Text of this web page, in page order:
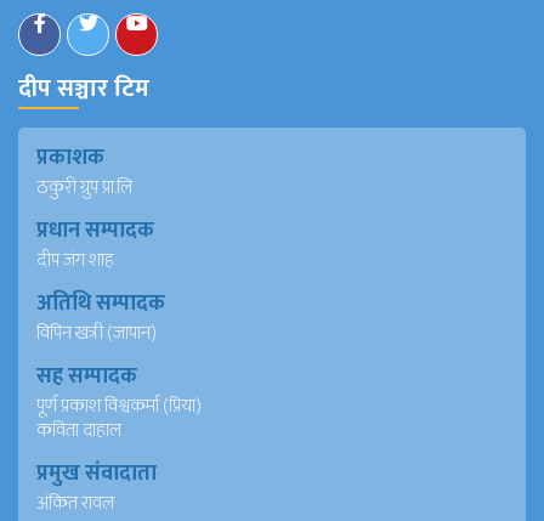
दीप सञ्चार टिम
प्रकाशक
ठकुरी ग्रुप प्रा.लि
प्रधान सम्पादक
दीप जंग शाह
अतिथि सम्पादक
विपिन खत्री (जापान)
सह सम्पादक
पूर्ण प्रकाश विश्वकर्मा (प्रिया)
कविता दाहाल
प्रमुख संवादाता
अंकित रावल